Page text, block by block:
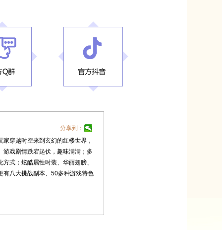
穿越时空来到玄幻的红楼世界，
游戏剧情跌宕起伏，趣味满满；多
式；炫酷属性时装、华丽翅膀、
有八大挑战副本、50多种游戏特色
分享到：